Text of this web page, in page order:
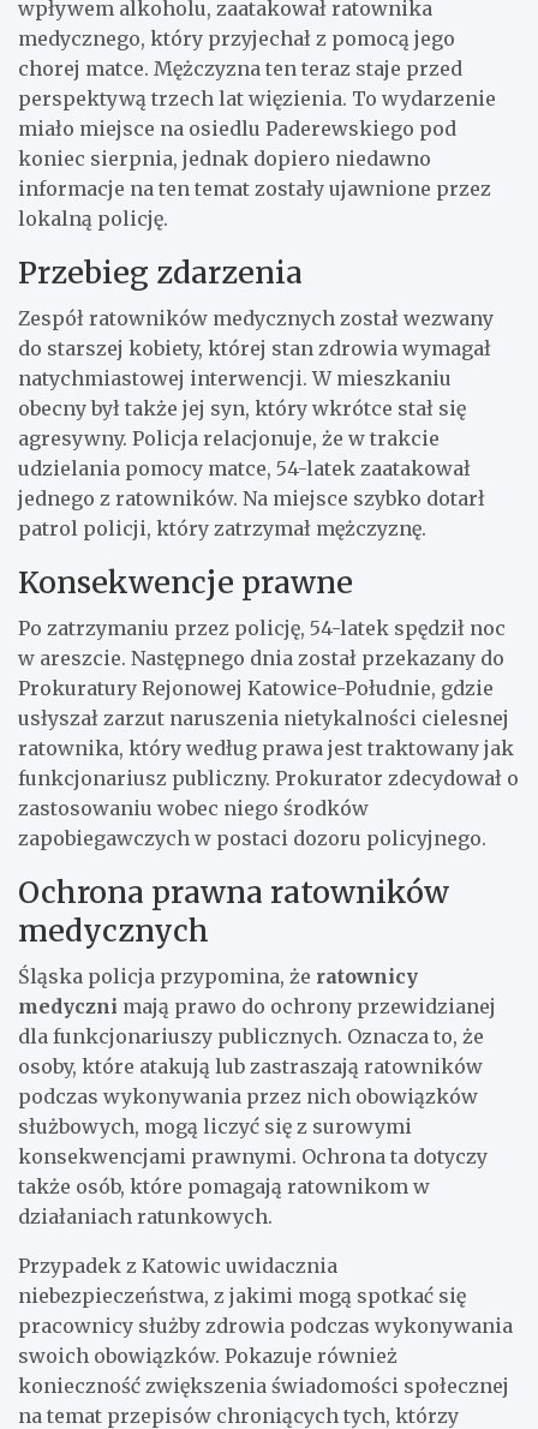
wpływem alkoholu, zaatakował ratownika
medycznego, który przyjechał z pomocą jego
chorej matce. Mężczyzna ten teraz staje przed
perspektywą trzech lat więzienia. To wydarzenie
miało miejsce na osiedlu Paderewskiego pod
koniec sierpnia, jednak dopiero niedawno
informacje na ten temat zostały ujawnione przez
lokalną policję.
Przebieg zdarzenia
Zespół ratowników medycznych został wezwany
do starszej kobiety, której stan zdrowia wymagał
natychmiastowej interwencji. W mieszkaniu
obecny był także jej syn, który wkrótce stał się
agresywny. Policja relacjonuje, że w trakcie
udzielania pomocy matce, 54-latek zaatakował
jednego z ratowników. Na miejsce szybko dotarł
patrol policji, który zatrzymał mężczyznę.
Konsekwencje prawne
Po zatrzymaniu przez policję, 54-latek spędził noc
w areszcie. Następnego dnia został przekazany do
Prokuratury Rejonowej Katowice-Południe, gdzie
usłyszał zarzut naruszenia nietykalności cielesnej
ratownika, który według prawa jest traktowany jak
funkcjonariusz publiczny. Prokurator zdecydował o
zastosowaniu wobec niego środków
zapobiegawczych w postaci dozoru policyjnego.
Ochrona prawna ratowników
medycznych
Śląska policja przypomina, że ratownicy
medyczni mają prawo do ochrony przewidzianej
dla funkcjonariuszy publicznych. Oznacza to, że
osoby, które atakują lub zastraszają ratowników
podczas wykonywania przez nich obowiązków
służbowych, mogą liczyć się z surowymi
konsekwencjami prawnymi. Ochrona ta dotyczy
także osób, które pomagają ratownikom w
działaniach ratunkowych.
Przypadek z Katowic uwidacznia
niebezpieczeństwa, z jakimi mogą spotkać się
pracownicy służby zdrowia podczas wykonywania
swoich obowiązków. Pokazuje również
konieczność zwiększenia świadomości społecznej
na temat przepisów chroniących tych, którzy